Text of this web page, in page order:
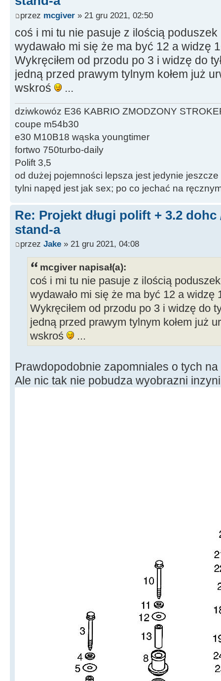
przez mcgiver » 21 gru 2021, 02:50
coś i mi tu nie pasuje z ilością
wydawało mi się że ma być 12 a widzę
Wykręciłem od przodu po 3 i widzę do
jedną przed prawym tylnym kołem już
wskroś
...
dziwkowóz E36 KABRIO ZMODZONY
coupe m54b30
e30 M10B18 wąska youngtimer
fortwo 750turbo-daily
Polift 3,5
od dużej pojemności lepsza jest jedynie jeszcze
tylni napęd jest jak sex; po co jechać na
Re: Projekt długi polift + 3.2 dohc
stand-a
przez Jake » 21 gru 2021, 04:08
mcgiver napisał(a):
coś i mi tu nie pasuje z ilością
wydawało mi się że ma być 12 a widzę
Wykręciłem od przodu po 3 i widzę do
jedną przed prawym tylnym kołem już
wskroś
...
Prawdopodobnie zapomniales o tych
Ale nic tak nie pobudza wyobrazni